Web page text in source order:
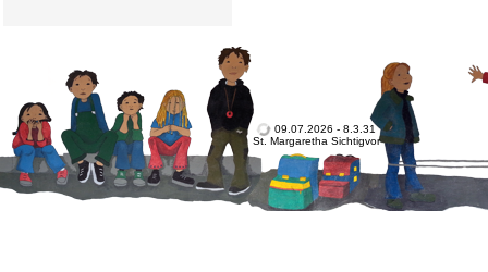
09.07.2026 - 8.3.31
St. Margaretha Sichtigvor